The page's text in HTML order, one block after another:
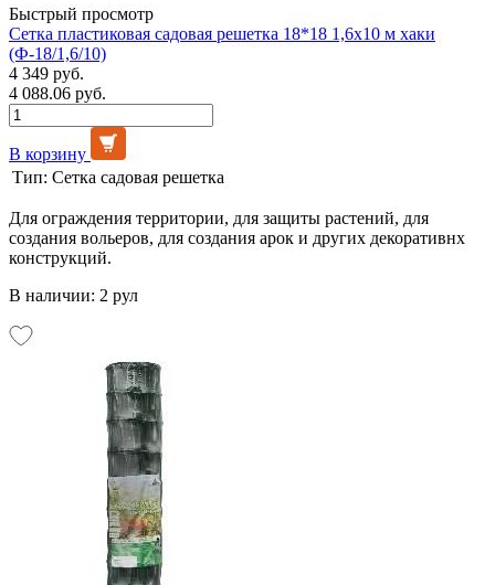
Быстрый просмотр
Сетка пластиковая садовая решетка 18*18 1,6х10 м хаки
(Ф-18/1,6/10)
4 349 руб.
4 088.06 руб.
В корзину
Тип: Сетка садовая решетка
Для ограждения территории, для защиты растений, для
создания вольеров, для создания арок и других декоративнх
конструкций.
В наличии: 2 рул